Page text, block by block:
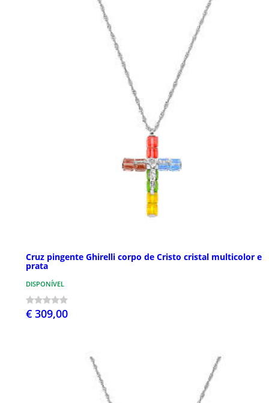
Cruz pingente Ghirelli corpo de Cristo cristal multicolor e
prata
DISPONÍVEL
€ 309,00